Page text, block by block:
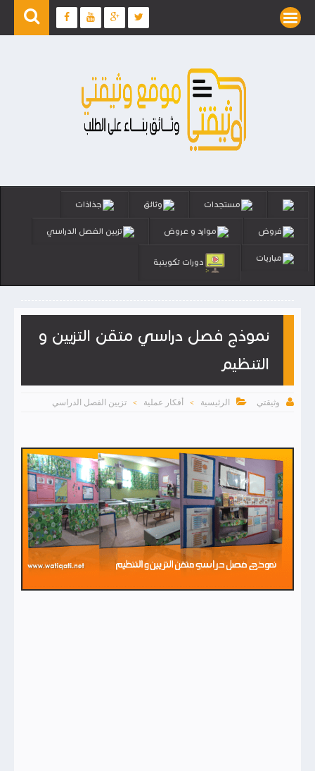
مستجدات وثائق جذاذات
فروض موارد و عروض تزيين الفصل الدراسي
مباريات دورات تكوينية
نموذج فصل دراسي متقن التزيين و
التنظيم
 وثيقتي  الرئيسية > أفكار عملية > تزيين الفصل الدراسي